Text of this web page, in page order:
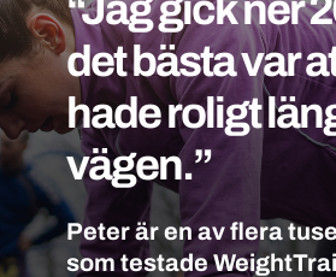
det bästa var
hade roligt
vägen.”
Peter är en av flera
som testade